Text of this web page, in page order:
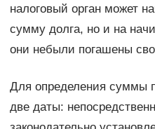
налоговый орган может
сумму долга, но и на
они небыли погашены
Для определения суммы
две даты: